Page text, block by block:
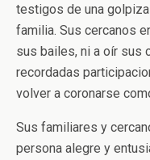
testigos de una
familia. Sus cercanos
sus bailes, ni a oír sus
recordadas
volver a coronarse
Sus familiares y
persona alegre y